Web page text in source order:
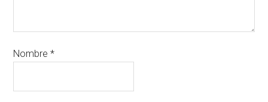
Nombre*